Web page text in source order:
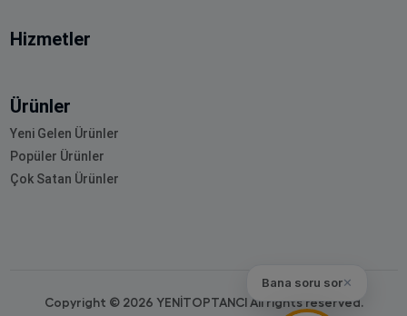
Bana soru sor✕
Hizmetler
Ürünler
Yeni Gelen Ürünler
Popüler Ürünler
Çok Satan Ürünler
Copyright © 2026 YENİTOPTANCI All rights reserved.